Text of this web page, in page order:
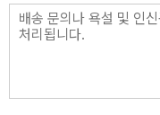
타났다.